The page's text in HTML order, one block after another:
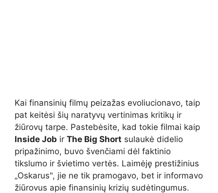
Kai finansinių filmų peizažas evoliucionavo, taip
pat keitėsi šių naratyvų vertinimas kritikų ir
žiūrovų tarpe. Pastebėsite, kad tokie filmai kaip
Inside Job ir The Big Short sulaukė didelio
pripažinimo, buvo švenčiami dėl faktinio
tikslumo ir švietimo vertės. Laimėję prestižinius
„Oskarus", jie ne tik pramogavo, bet ir informavo
žiūrovus apie finansinių krizių sudėtingumus.